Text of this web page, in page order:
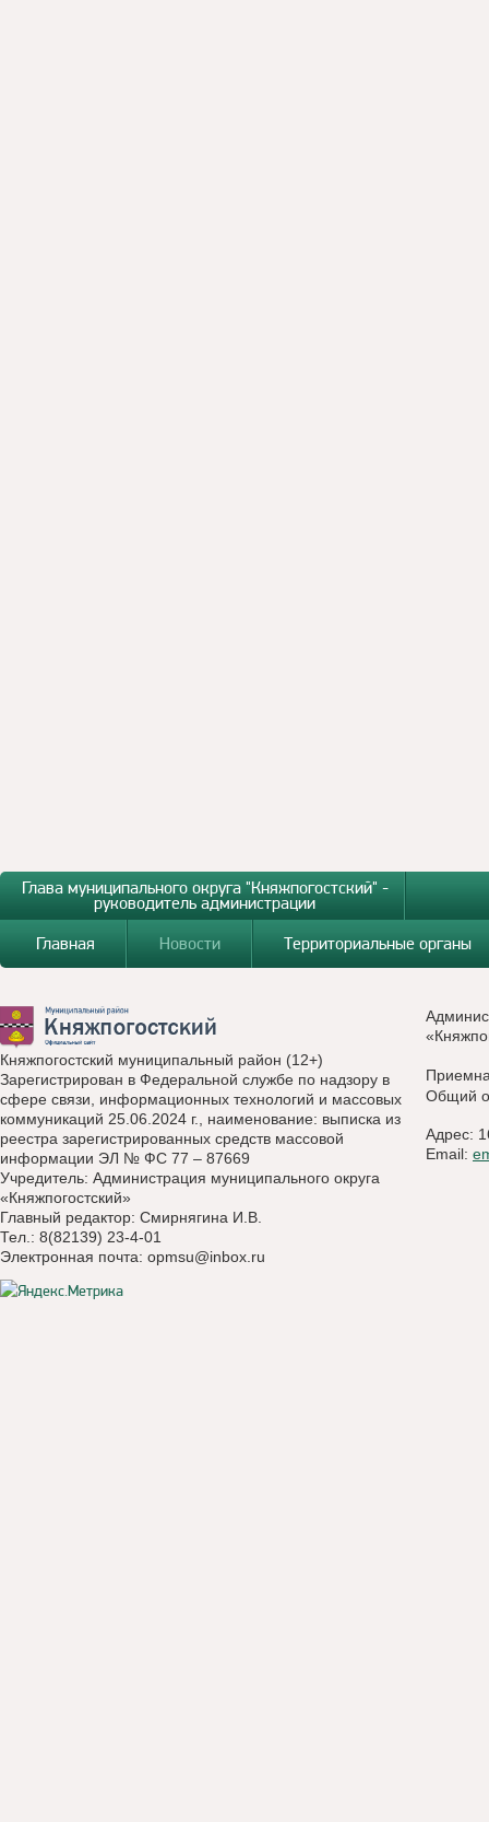
Глава муниципального округа "Княжпогостский" -
руководитель администрации
Главная
Новости Территориальные органы
Княжпогостский муниципальный район (12+)
Зарегистрирован в Федеральной службе по надзору в
сфере связи, информационных технологий и массовых
коммуникаций 25.06.2024 г., наименование: выписка из
реестра зарегистрированных средств массовой
информации ЭЛ № ФС 77 – 87669
Учредитель: Администрация муниципального округа
«Княжпогостский»
Главный редактор: Смирнягина И.В.
Тел.: 8(82139) 23-4-01
Электронная почта: opmsu@inbox.ru
Общий
Адрес:
Email: